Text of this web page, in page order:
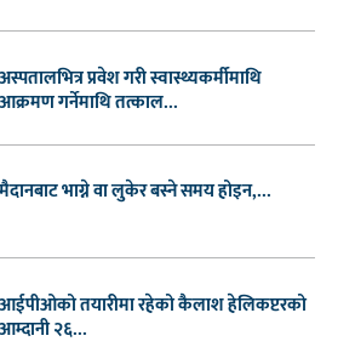
अस्पतालभित्र प्रवेश गरी स्वास्थ्यकर्मीमाथि
आक्रमण गर्नेमाथि तत्काल...
भाग्ने वा लुकेर बस्ने समय होइन,...
आईपीओको तयारीमा रहेको कैलाश हेलिकप्टरको
आम्दानी २६...